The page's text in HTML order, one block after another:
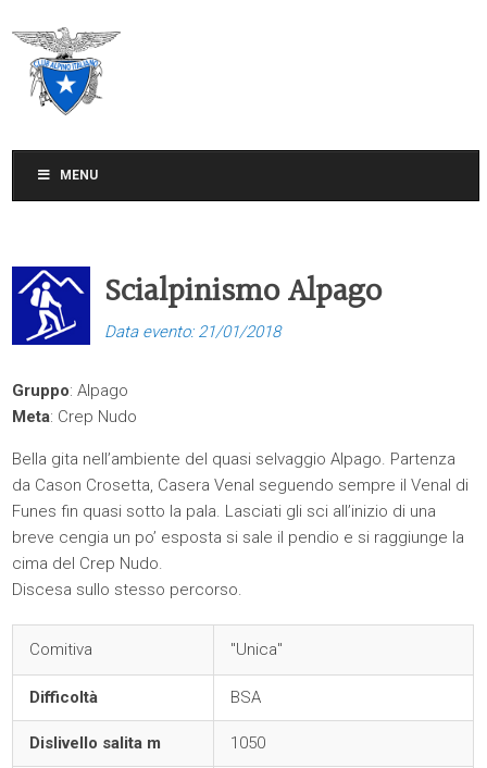
MENU
Scialpinismo Alpago
Data evento: 21/01/2018
Gruppo: Alpago
Meta: Crep Nudo
Bella gita nell’ambiente del quasi selvaggio Alpago. Partenza
da Cason Crosetta, Casera Venal seguendo sempre il Venal di
Funes fin quasi sotto la pala. Lasciati gli sci all’inizio di una
breve cengia un po’ esposta si sale il pendio e si raggiunge la
cima del Crep Nudo.
Discesa sullo stesso percorso.
Comitiva "Unica"
Difficoltà BSA
Dislivello salita m 1050